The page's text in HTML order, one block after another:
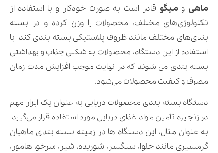
ماهی و میگو قادر است به صورت خودکار و با استفاده از
تکنولوژی‌های مختلف، محصولات را وزن کرده و در بسته
بندی‌های مختلف مانند ظروف پلاستیکی بسته بندی کند. با
استفاده از این دستگاه، محصولات به شکلی جذاب و بهداشتی
بسته بندی می شوند که در نهایت موجب افزایش مدت زمان
مصرف و کیفیت محصولات می‌شود.
دستگاه بسته بندی محصولات دریایی به عنوان یک ابزار مهم
در زنجیره تأمین مواد غذای دریایی مورد استفاده قرار می‌گیرد.
به عنوان مثال، این دستگاه ها در زمینه بسته بندی ماهیان
گرمسیری مانند حلوا، سنگسر، شوریده، شیر، سرخو، هامور،